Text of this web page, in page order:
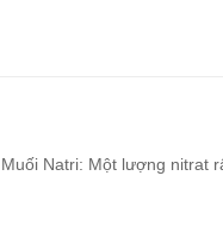
Muối Natri: Một lượng nitrat